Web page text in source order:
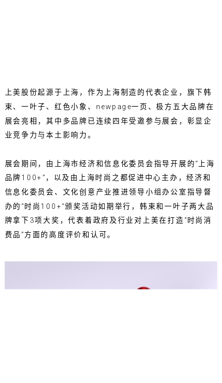
上美股份起源于上海，作为上海制造的代表企业，旗下韩
束、一叶子、红色小象、newpage一页、极方五大品牌在
展会亮相，其中多品牌已连续四年受邀参与展会，彰显企
业竞争力与本土影响力。
展会期间，由上海市经济和信息化委员会指导开展的“上海
品牌100+”，以及由上海时尚之都促进中心主办，经济和
信息化委员会、文化创意产业推进领导小组办公室指导督
办的“时尚100+”颁奖活动如期举行，韩束和一叶子两大品
牌拿下3项大奖，代表着政府及行业对上美在打造“时尚消
费品”方面的高度评价和认可。